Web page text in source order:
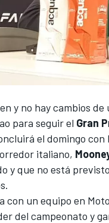
y no hay cambios de
para seguir el Gran
el domingo
italiano,
y que no está
un equipo en
del campeonato y